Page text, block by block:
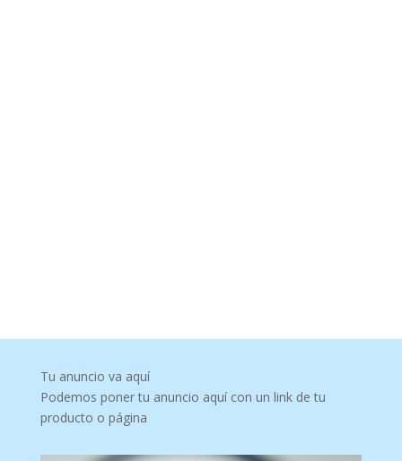
Tu anuncio va aquí
Podemos poner tu anuncio aquí con un link de tu
producto o página